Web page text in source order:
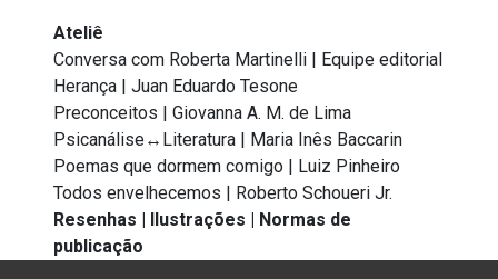
Ateliê
Conversa com Roberta Martinelli | Equipe editorial
Herança | Juan Eduardo Tesone
Preconceitos | Giovanna A. M. de Lima
Psicanálise↔Literatura | Maria Inês Baccarin
Poemas que dormem comigo | Luiz Pinheiro
Todos envelhecemos | Roberto Schoueri Jr.
Resenhas | Ilustrações | Normas de
publicação